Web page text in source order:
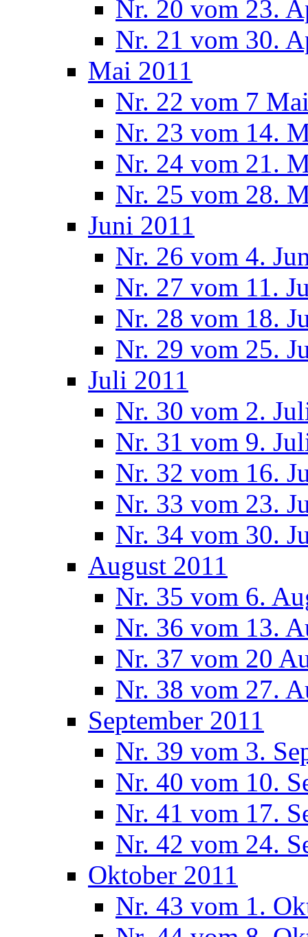
Nr. 20 vom 23.
Nr. 21 vom 30.
Mai 2011
Nr. 22 vom 7
Nr. 23 vom 14.
Nr. 24 vom 21.
Nr. 25 vom 28.
Juni 2011
Nr. 26 vom 4.
Nr. 27 vom 11.
Nr. 28 vom 18.
Nr. 29 vom 25.
Juli 2011
Nr. 30 vom 2.
Nr. 31 vom 9.
Nr. 32 vom 16.
Nr. 33 vom 23.
Nr. 34 vom 30.
August 2011
Nr. 35 vom 6.
Nr. 36 vom 13.
Nr. 37 vom 20
Nr. 38 vom 27.
September 2011
Nr. 39 vom 3.
Nr. 40 vom 10.
Nr. 41 vom 17.
Nr. 42 vom 24.
Oktober 2011
Nr. 43 vom 1.